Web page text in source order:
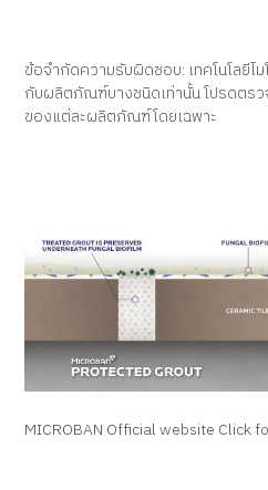
ข้อจำกัดความรับผิดชอบ: เทคโนโลยีไ
กับผลิตภัณฑ์บางชนิดเท่านั้น โปรดตร
ของแต่ละผลิตภัณฑ์โดยเฉพาะ
MICROBAN Official website Click